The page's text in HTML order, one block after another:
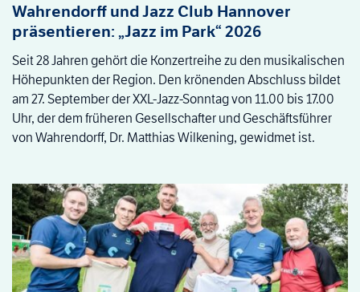
Wahrendorff und Jazz Club Hannover
präsentieren: „Jazz im Park“ 2026
Seit 28 Jahren gehört die Konzertreihe zu den musikalischen
Höhepunkten der Region. Den krönenden Abschluss bildet
am 27. September der XXL-Jazz-Sonntag von 11.00 bis 17.00
Uhr, der dem früheren Gesellschafter und Geschäftsführer
von Wahrendorff, Dr. Matthias Wilkening, gewidmet ist.